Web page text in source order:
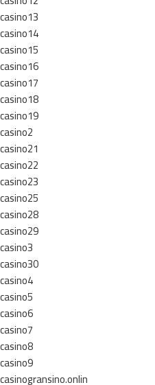
casino13
casino14
casino15
casino16
casino17
casino18
casino19
casino2
casino21
casino22
casino23
casino25
casino28
casino29
casino3
casino30
casino4
casino5
casino6
casino7
casino8
casino9
casinogransino.onlin